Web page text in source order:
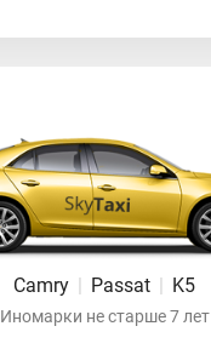
Camry Passat K5
Иномарки не старше 7 лет